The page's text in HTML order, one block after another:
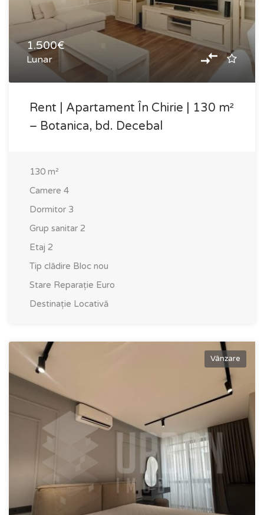
1.500€
Lunar
Rent | Apartament În Chirie | 130 m²
– Botanica, bd. Decebal
130 m²
Camere 4
Dormitor 3
Grup sanitar 2
Etaj 2
Tip clădire Bloc nou
Stare Reparație Euro
Destinație Locativă
Vânzare